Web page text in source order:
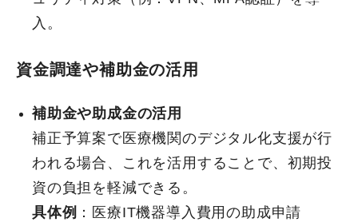
入。
資金調達や補助金の活用
補助金や助成金の活用
補正予算案で医療機関のデジタル化支援が行
われる場合、これを活用することで、初期投
資の負担を軽減できる。
具体例 ：医療IT機器導入費用の助成申請